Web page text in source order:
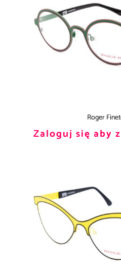
Roger
Zaloguj się aby